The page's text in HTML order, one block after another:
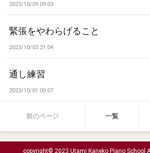
2023/10/09 09:03
緊張をやわらげること
2023/10/03 21:04
通し練習
2023/10/01 00:07
前のページ 一覧
copyright© 2023 Utami Kaneko Piano School